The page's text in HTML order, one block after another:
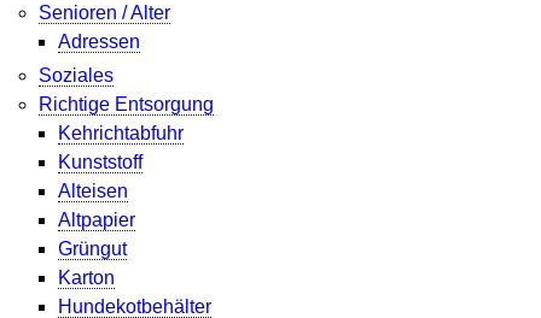
Senioren / Alter
Adressen
Soziales
Richtige Entsorgung
Kehrichtabfuhr
Kunststoff
Alteisen
Altpapier
Grüngut
Karton
Hundekotbehälter